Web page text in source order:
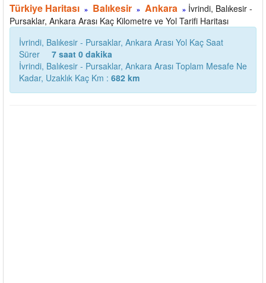
Türkiye Haritası » Balıkesir » Ankara » İvrindi, Balıkesir -
Pursaklar, Ankara Arası Kaç Kilometre ve Yol Tarifi Haritası
İvrindi, Balıkesir - Pursaklar, Ankara Arası Yol Kaç Saat
Sürer
7 saat 0 dakika
İvrindi, Balıkesir - Pursaklar, Ankara Arası Toplam Mesafe Ne
Kadar, Uzaklık Kaç Km : 682 km